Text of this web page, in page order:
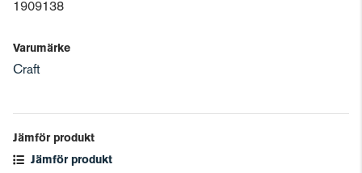
1909138
Varumärke
Craft
Jämför produkt
Jämför produkt